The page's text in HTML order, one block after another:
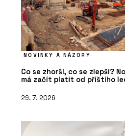
NOVINKY A NÁZORY
Co se zhorší, co se zlepší?
má začít platit od příštího
29. 7. 2026